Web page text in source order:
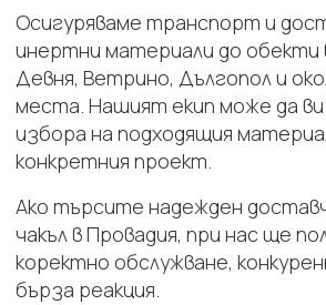
Осигуряваме транспорт и
инертни материали до обекти
Девня, Ветрино, Дългопол и
места. Нашият екип може да ви
избора на подходящия
конкретния проект.
Ако търсите надежден
чакъл в Провадия, при нас ще
коректно обслужване,
бърза реакция.